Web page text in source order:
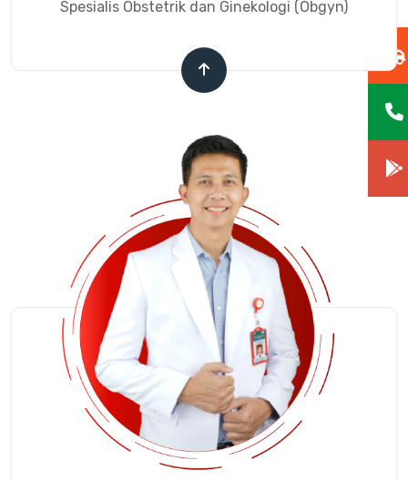
Spesialis Obstetrik dan Ginekologi (Obgyn)